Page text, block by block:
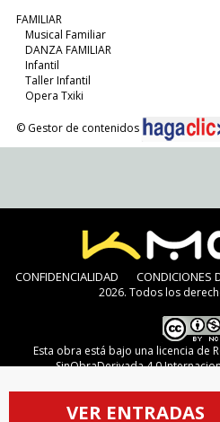
VER ENTRADAS
FAMILIAR
Musical Familiar
DANZA FAMILIAR
Infantil
Taller Infantil
Opera Txiki
© Gestor de contenidos
CONFIDENCIALIDAD CONDICIONES
2026. Todos los
Esta obra está bajo una licencia de
SinObraDerivada 4.0